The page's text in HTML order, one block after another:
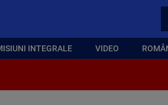
INTEGRALE VIDEO